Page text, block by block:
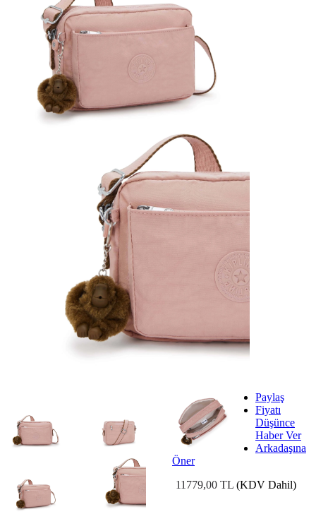
Paylaş
Fiyatı
Düşünce
Haber Ver
Arkadaşına
Öner
11779,00 TL (KDV Dahil)